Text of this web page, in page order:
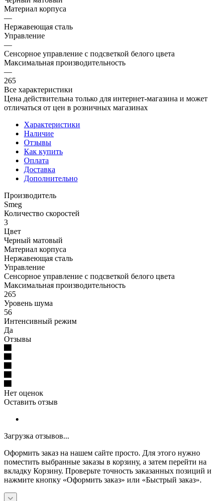
Материал корпуса
—
Нержавеющая сталь
Управление
—
Сенсорное управление с подсветкой белого цвета
Максимальная производительность
—
265
Все характеристики
Цена действительна только для интернет-магазина и может
отличаться от цен в розничных магазинах
Характеристики
Наличие
Отзывы
Как купить
Оплата
Доставка
Дополнительно
Производитель
Smeg
Количество скоростей
3
Цвет
Черный матовый
Материал корпуса
Нержавеющая сталь
Управление
Сенсорное управление с подсветкой белого цвета
Максимальная производительность
265
Уровень шума
56
Интенсивный режим
Да
Отзывы
Нет оценок
Оставить отзыв
Загрузка отзывов...
Оформить заказ на нашем сайте просто. Для этого нужно
поместить выбранные заказы в корзину, а затем перейти на
вкладку Корзину. Проверьте точность заказанных позиций и
нажмите кнопку «Оформить заказ» или «Быстрый заказ».